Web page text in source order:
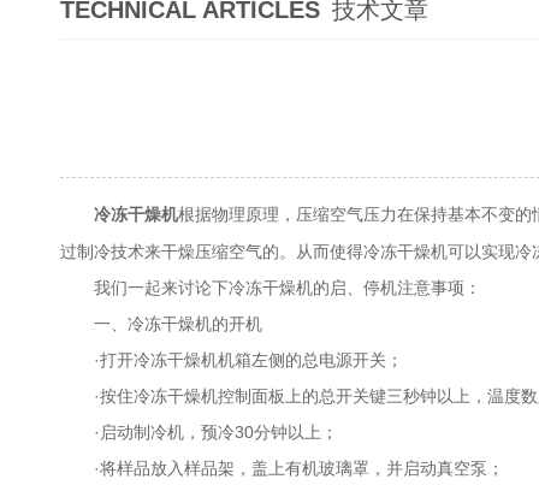
TECHNICAL ARTICLES 技术文章
冷冻干燥机根据物理原理，压缩空气压力在保持基本不变
过制冷技术来干燥压缩空气的。从而使得冷冻干燥机可以实现冷
我们一起来讨论下冷冻干燥机的启、停机注意事项：
一、冷冻干燥机的开机
·打开冷冻干燥机机箱左侧的总电源开关；
·按住冷冻干燥机控制面板上的总开关键三秒钟以上，温度
·启动制冷机，预冷30分钟以上；
·将样品放入样品架，盖上有机玻璃罩，并启动真空泵；